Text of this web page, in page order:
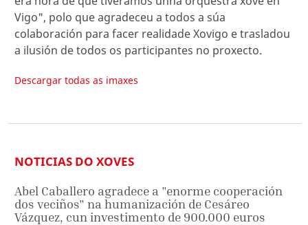
Vigo", polo que agradeceu a todos a súa
colaboración para facer realidade Xovigo e trasladou
a ilusión de todos os participantes no proxecto.
Descargar todas as imaxes
NOTICIAS DO XOVES
Abel Caballero agradece a "enorme cooperación
dos veciños" na humanización de Cesáreo
Vázquez, cun investimento de 900.000 euros